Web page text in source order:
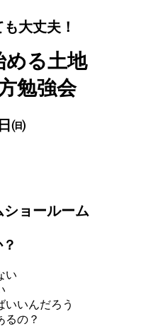
大丈夫！
める土地
勉強会
㈰
ョールーム
い
いいんだろう
るの？